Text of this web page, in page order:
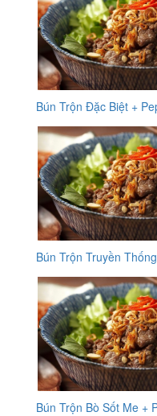
Bún Trộn Đặc Biệt +
Bún Trộn Truyền
Bún Trộn Bò Sốt Me +